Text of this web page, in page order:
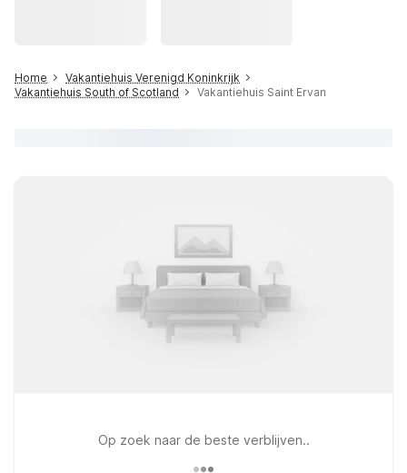
Home
Vakantiehuis Verenigd Koninkrijk
Vakantiehuis South of Scotland
Vakantiehuis Saint Ervan
Op zoek naar de beste verblijven..